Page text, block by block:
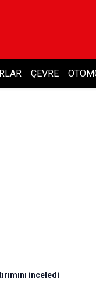
ÇEVRE
inceledi